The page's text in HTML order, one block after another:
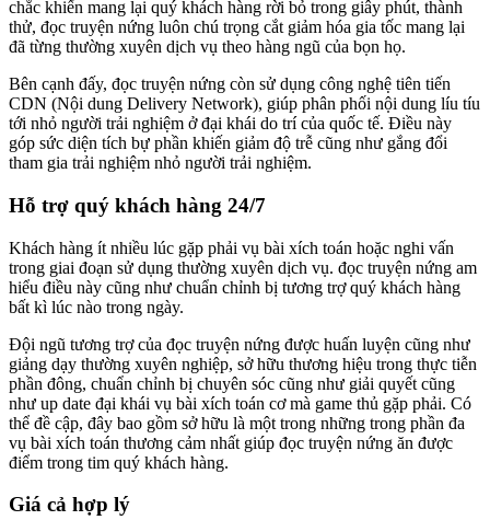
chắc khiến mang lại quý khách hàng rời bỏ trong giây phút, thành
thử, đọc truyện nứng luôn chú trọng cắt giảm hóa gia tốc mang lại
đã từng thường xuyên dịch vụ theo hàng ngũ của bọn họ.
Bên cạnh đấy, đọc truyện nứng còn sử dụng công nghệ tiên tiến
CDN (Nội dung Delivery Network), giúp phân phối nội dung líu tíu
tới nhỏ người trải nghiệm ở đại khái do trí của quốc tế. Điều này
góp sức diện tích bự phần khiến giảm độ trễ cũng như gắng đổi
tham gia trải nghiệm nhỏ người trải nghiệm.
Hỗ trợ quý khách hàng 24/7
Khách hàng ít nhiều lúc gặp phải vụ bài xích toán hoặc nghi vấn
trong giai đoạn sử dụng thường xuyên dịch vụ. đọc truyện nứng am
hiểu điều này cũng như chuẩn chỉnh bị tương trợ quý khách hàng
bất kì lúc nào trong ngày.
Đội ngũ tương trợ của đọc truyện nứng được huấn luyện cũng như
giảng dạy thường xuyên nghiệp, sở hữu thương hiệu trong thực tiễn
phần đông, chuẩn chỉnh bị chuyên sóc cũng như giải quyết cũng
như up date đại khái vụ bài xích toán cơ mà game thủ gặp phải. Có
thể đề cập, đây bao gồm sở hữu là một trong những trong phần đa
vụ bài xích toán thương cảm nhất giúp đọc truyện nứng ăn được
điểm trong tim quý khách hàng.
Giá cả hợp lý